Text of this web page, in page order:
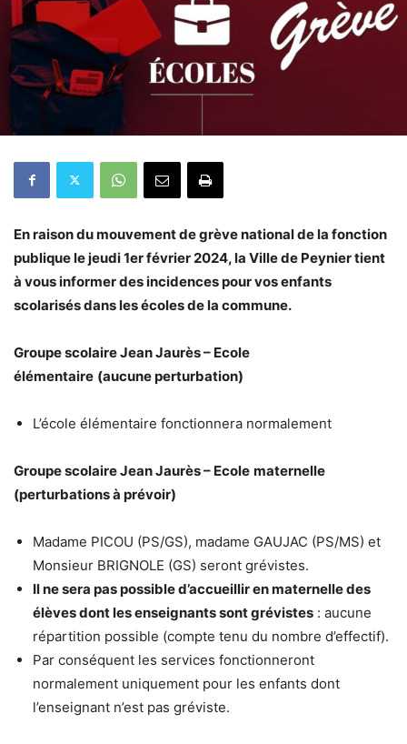
En raison du mouvement de grève national de la fonction
publique le jeudi 1er février 2024, la Ville de Peynier tient
à vous informer des incidences pour vos enfants
scolarisés dans les écoles de la commune.
Groupe scolaire Jean Jaurès – Ecole
élémentaire (aucune perturbation)
L’école élémentaire fonctionnera normalement
Groupe scolaire Jean Jaurès – Ecole maternelle
(perturbations à prévoir)
Madame PICOU (PS/GS), madame GAUJAC (PS/MS) et
Monsieur BRIGNOLE (GS) seront grévistes.
Il ne sera pas possible d’accueillir en maternelle des
élèves dont les enseignants sont grévistes : aucune
répartition possible (compte tenu du nombre d’effectif).
Par conséquent les services fonctionneront
normalement uniquement pour les enfants dont
l’enseignant n’est pas gréviste.